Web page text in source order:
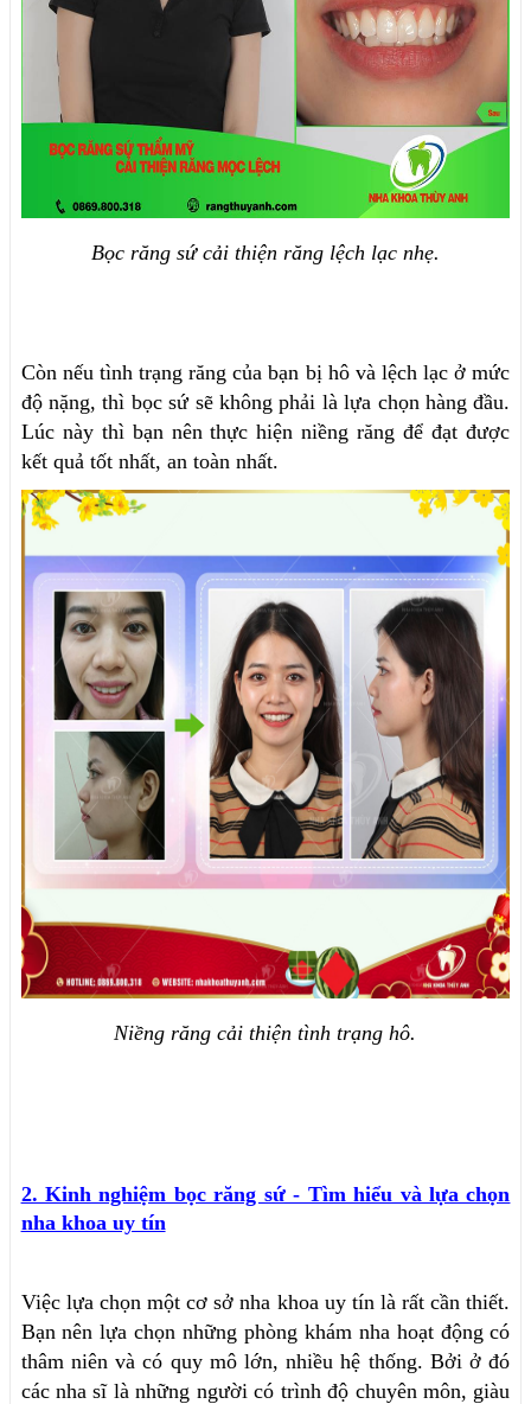
Bọc răng sứ cải thiện răng lệch lạc nhẹ.
Còn nếu tình trạng răng của bạn bị hô và lệch lạc ở mức
độ nặng, thì bọc sứ sẽ không phải là lựa chọn hàng đầu.
Lúc này thì bạn nên thực hiện niềng răng để đạt được
kết quả tốt nhất, an toàn nhất.
Niềng răng cải thiện tình trạng hô.
2. Kinh nghiệm bọc răng sứ - Tìm hiểu và lựa chọn
nha khoa uy tín
Việc lựa chọn một cơ sở nha khoa uy tín là rất cần thiết.
Bạn nên lựa chọn những phòng khám nha hoạt động có
thâm niên và có quy mô lớn, nhiều hệ thống. Bởi ở đó
các nha sĩ là những người có trình độ chuyên môn, giàu